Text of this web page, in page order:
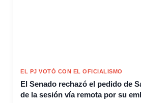
EL PJ VOTÓ CON EL OFICIALISMO
El Senado rechazó el pedido de
de la sesión vía remota por su